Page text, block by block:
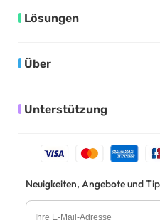
Lösungen
Über
Unterstützung
Neuigkeiten, Angebote und